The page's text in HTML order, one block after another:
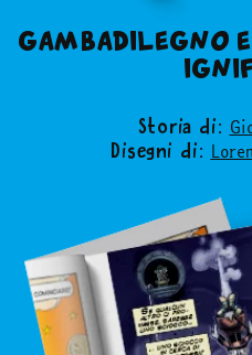
GAMBADILEGNO
Storia di:
Disegni di: